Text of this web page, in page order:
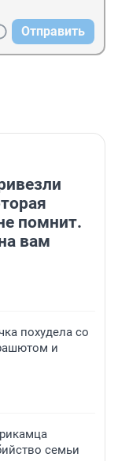
Отправить
помнит.
вам
похудела со
и
семьи